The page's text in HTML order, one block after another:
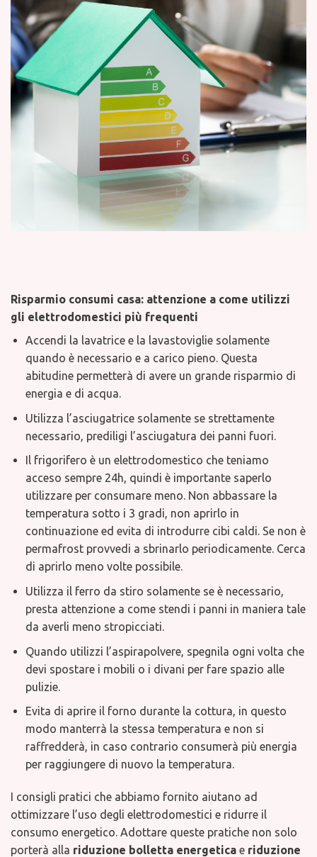
Risparmio consumi casa: attenzione a come utilizzi
gli elettrodomestici più frequenti
Accendi la lavatrice e la lavastoviglie solamente
quando è necessario e a carico pieno. Questa
abitudine permetterà di avere un grande risparmio di
energia e di acqua.
Utilizza l’asciugatrice solamente se strettamente
necessario, prediligi l’asciugatura dei panni fuori.
Il frigorifero è un elettrodomestico che teniamo
acceso sempre 24h, quindi è importante saperlo
utilizzare per consumare meno. Non abbassare la
temperatura sotto i 3 gradi, non aprirlo in
continuazione ed evita di introdurre cibi caldi. Se non è
permafrost provvedi a sbrinarlo periodicamente. Cerca
di aprirlo meno volte possibile.
Utilizza il ferro da stiro solamente se è necessario,
presta attenzione a come stendi i panni in maniera tale
da averli meno stropicciati.
Quando utilizzi l’aspirapolvere, spegnila ogni volta che
devi spostare i mobili o i divani per fare spazio alle
pulizie.
Evita di aprire il forno durante la cottura, in questo
modo manterrà la stessa temperatura e non si
raffredderà, in caso contrario consumerà più energia
per raggiungere di nuovo la temperatura.
I consigli pratici che abbiamo fornito aiutano ad
ottimizzare l’uso degli elettrodomestici e ridurre il
consumo energetico. Adottare queste pratiche non solo
porterà alla riduzione bolletta energetica e riduzione